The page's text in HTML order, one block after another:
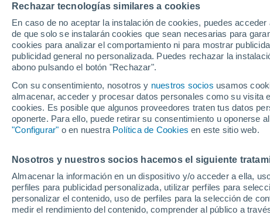
Rechazar tecnologías similares a cookies
En caso de no aceptar la instalación de cookies, puedes
de que solo se instalarán cookies que sean necesarias para
cookies para analizar el comportamiento ni para mostrar
publicidad general no personalizada. Puedes rechazar la
abono pulsando el botón "Rechazar".
Con su consentimiento, nosotros y nuestros socios usamos
almacenar, acceder y procesar datos personales como su
cookies. Es posible que algunos proveedores traten tus datos
oponerte. Para ello, puede retirar su consentimiento u oponerse
"Configurar" o en nuestra Política de Cookies en este sitio web.
Nosotros y nuestros socios hacemos el siguiente
Almacenar la información en un dispositivo y/o acceder a ella,
perfiles para publicidad personalizada, utilizar perfiles para
personalizar el contenido, uso de perfiles para la selección de
medir el rendimiento del contenido, comprender al público a
Parte de nieve hoy
Pistas por dificultad 3 10 7 1
Kilómetros esquiables 0 / 19
Remontes 0 / 12